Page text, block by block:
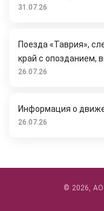
31.07.26
Поезда «Таврия»,
край с опозданием,
26.07.26
Информация о
26.07.26
© 2026, АО